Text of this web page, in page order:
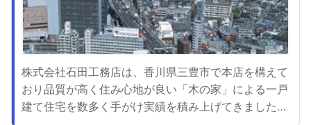
株式会社石田工務店は、香川県三豊市で本店を構えて
おり品質が高く住み心地が良い「木の家」による一戸
建て住宅を数多く手がけ実績を積み上げてきました。